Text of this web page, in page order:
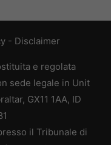
- Disclaimer
e regolata
sede legale in Unit
GX11 1AA, ID
il Tribunale di